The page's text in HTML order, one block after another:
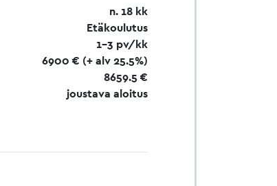
n. 18 kk
Etäkoulutus
1–3 pv/kk
6900 € (+ alv 25.5%)
8659.5 €
joustava aloitus